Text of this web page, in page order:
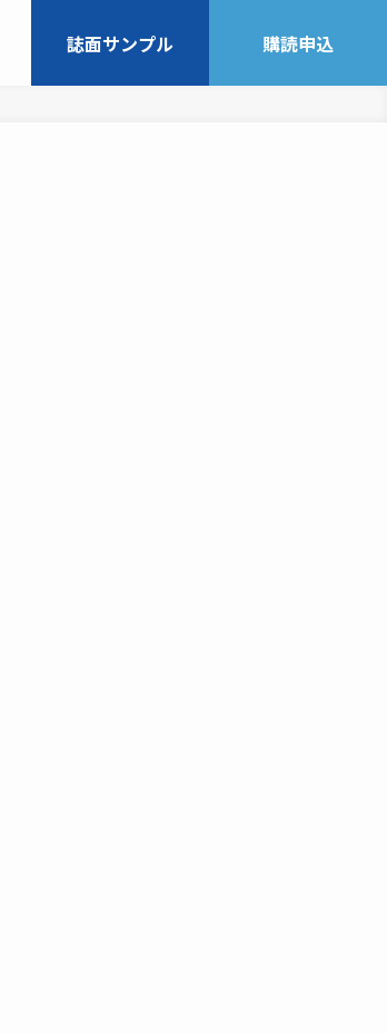
誌面サンプル 購読申込